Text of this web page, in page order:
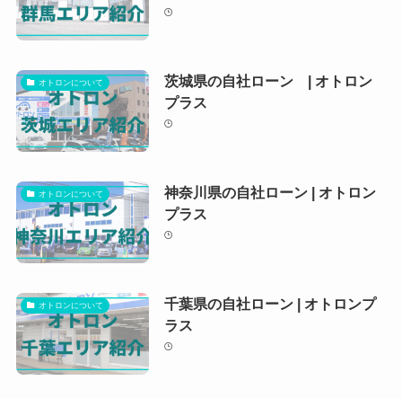
オトロンについて
茨城県の自社ローン | オトロン
プラス
オトロンについて
神奈川県の自社ローン | オトロン
プラス
オトロンについて
千葉県の自社ローン | オトロンプ
ラス